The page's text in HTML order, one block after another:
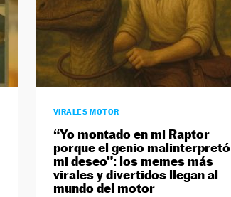
VIRALES MOTOR
“Yo montado en mi Raptor
porque el genio malinterpretó
mi deseo”: los memes más
virales y divertidos llegan al
mundo del motor